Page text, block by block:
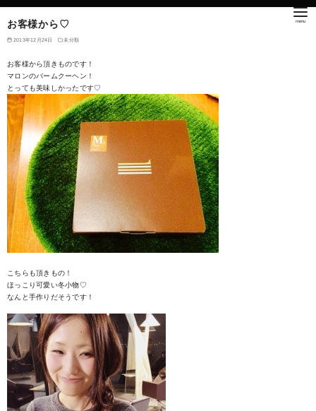
お客様から♡
2013年12月24日 未分類
お客様から頂きものです！
マロンのバームクーヘン！
とっても美味しかったです♡
こちらも頂きもの！
ほっこり可愛い冬小物♡
なんと手作りだそうです！